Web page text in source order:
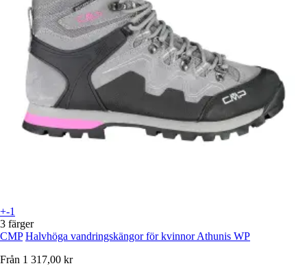
+-1
3 färger
CMP Halvhöga vandringskängor för kvinnor Athunis WP
Från 1 317,00 kr